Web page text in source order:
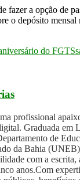
fazer a opção de
o depósito mensal
do FGTS
profissional
Graduada em
de
da Bahia
com a escrita,
anos.Com